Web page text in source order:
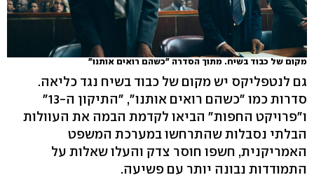
מקום של כבוד בשיח. מתוך הסדרה "כשהם רואים אותנו"
גם לנטפליקס יש מקום של כבוד בשיח נגד כליאה.
סדרות כמו "כשהם רואים אותנו", "התיקון ה-13"
ו"פרויקט החפות" הביאו לקדמת הבמה את העוולות
הבלתי נסבלות שהתרחשו במערכת המשפט
האמריקנית, חשפו חוסר צדק והעלו שאלות על
התמודדות נבונה יותר עם פשיעה.